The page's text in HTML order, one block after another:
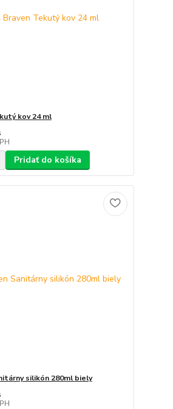
kov 24 ml
Pridať do košíka
silikón 280ml biely